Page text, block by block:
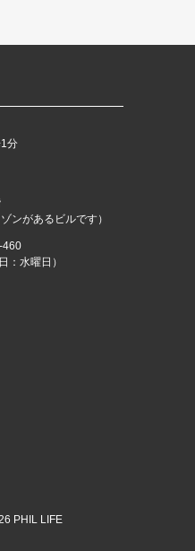
分
ンがあるビルです）
460
：水曜日）
PHIL LIFE